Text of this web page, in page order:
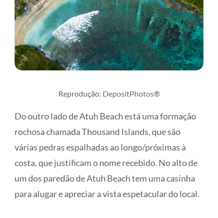
Reprodução: DepositPhotos®
Do outro lado de Atuh Beach está uma formação
rochosa chamada Thousand Islands, que são
várias pedras espalhadas ao longo/próximas à
costa, que justificam o nome recebido. No alto de
um dos paredão de Atuh Beach tem uma casinha
para alugar e apreciar a vista espetacular do local.